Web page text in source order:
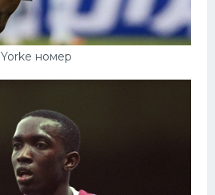
Yorke номер